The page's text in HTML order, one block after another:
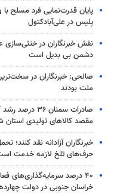
پایان قدرت‌نمایی فرد مسلح
پلیس در علی‌آبادکتول
نقش خبرنگاران در خنثی‌سازی
دشمن بی بدیل است
صالحی: خبرنگاران در
ملت بودند
مقصد کالاهای تولیدی استان
خبرنگاران آزادانه نقد کنند؛
حرف‌های تلخ لازمه خدمت
۴۰ درصد سرمایه‌گذاری‌های
خراسان جنوبی در دولت